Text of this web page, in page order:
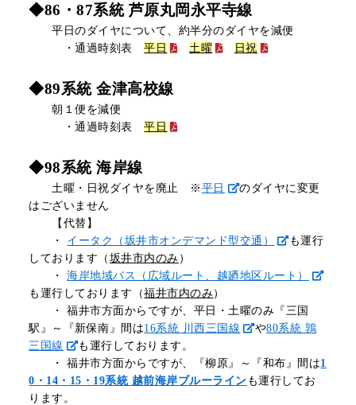
◆86・87系統 芦原丸岡永平寺線
平日のダイヤについて、約半分のダイヤを減便
・通過時刻表平日 土曜 日祝
◆89系統 金津高校線
朝１便を減便
・通過時刻表平日
◆98系統 海岸線
土曜・日祝ダイヤを廃止 ※ 平日
のダイヤに変更
はございません
【代替】
・ イータク（坂井市オンデマンド型交通）
も運行
しております（ 坂井市内のみ ）
・海岸地域バス（広域ルート、越廼地区ルート）
も運行しております（福井市内のみ）
・ 福井市方面からですが、平日・土曜のみ『三国
駅』～『新保南』間は16系統 川西三国線 や80系統 鶉
三国線
も運行しております。
・福井市方面からですが、『柳原』～『和布』間は1
0・14・15・19系統 越前海岸ブルーライン も運行してお
ります。